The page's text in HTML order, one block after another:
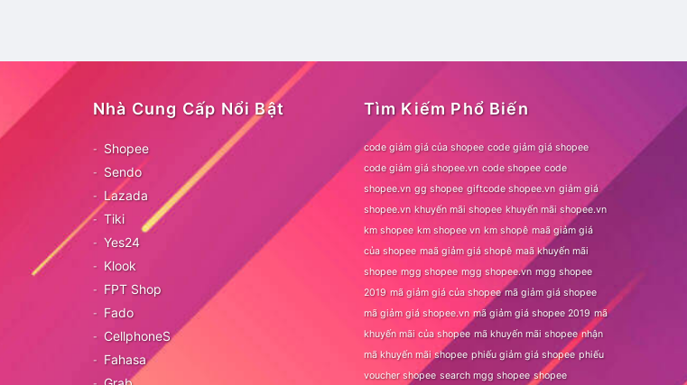
Nhà Cung Cấp Nổi Bật
Shopee
Sendo
Lazada
Tiki
Yes24
Klook
FPT Shop
Fado
CellphoneS
Fahasa
Tìm Kiếm Phổ Biến
code giảm giá của shopee code giảm giá shopee
code giảm giá shopee.vn code shopee code
shopee.vn gg shopee giftcode shopee.vn giảm giá
shopee.vn khuyến mãi shopee khuyến mãi shopee.vn
km shopee km shopee vn km shopê maã giảm giá
của shopee maã giảm giá shopê maã khuyến mãi
shopee mgg shopee mgg shopee.vn mgg shopee
2019 mã giảm giá của shopee mã giảm giá shopee
mã giảm giá shopee.vn mã giảm giá shopee 2019 mã
khuyến mãi của shopee mã khuyến mãi shopee nhận
mã khuyến mãi shopee phiếu giảm giá shopee phiếu
voucher shopee search mgg shopee shopee